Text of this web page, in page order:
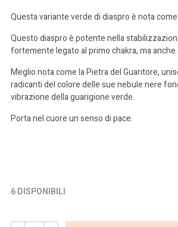
Questa variante verde di diaspro è nota come
Questo diaspro è potente nella
fortemente legato al primo chakra, ma anche
Meglio nota come la Pietra del Guaritore,
radicanti del colore delle sue nebule nere
vibrazione della guarigione verde.
Porta nel cuore un senso di pace.
6 DISPONIBILI